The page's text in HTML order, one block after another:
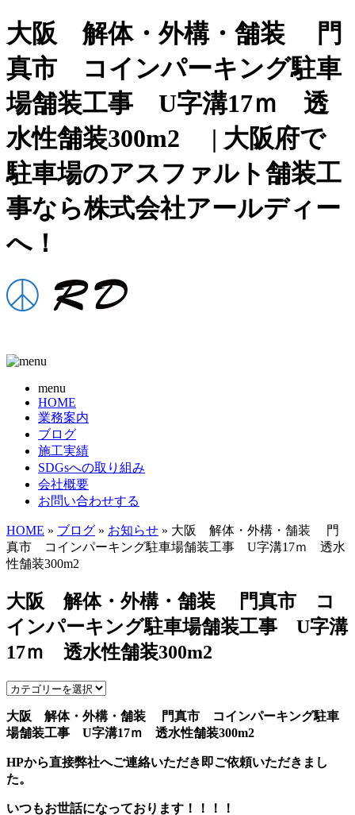
大阪 解体・外構・舗装 門
真市 コインパーキング駐車
場舗装工事 U字溝17ｍ 透
水性舗装300m2 | 大阪府で
駐車場のアスファルト舗装工
事なら株式会社アールディー
へ！
menu
HOME
業務案内
ブログ
施工実績
SDGsへの取り組み
会社概要
お問い合わせする
HOME » ブログ » お知らせ » 大阪 解体・外構・舗装 門
真市 コインパーキング駐車場舗装工事 U字溝17ｍ 透水
性舗装300m2
大阪 解体・外構・舗装 門真市 コ
インパーキング駐車場舗装工事 U字溝
17ｍ 透水性舗装300m2
大阪 解体・外構・舗装 門真市 コインパーキング駐車
場舗装工事 U字溝17ｍ 透水性舗装300m2
HPから直接弊社へご連絡いただき即ご依頼いただきまし
た。
いつもお世話になっております！！！！